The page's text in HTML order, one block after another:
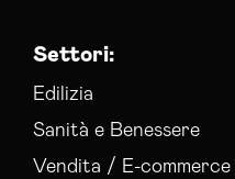
Settori:
Edilizia
Sanità e Benessere
Vendita / E-commerce